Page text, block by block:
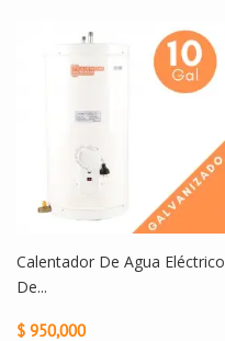
Calentador De Agua Eléctrico
De...
$ 950,000